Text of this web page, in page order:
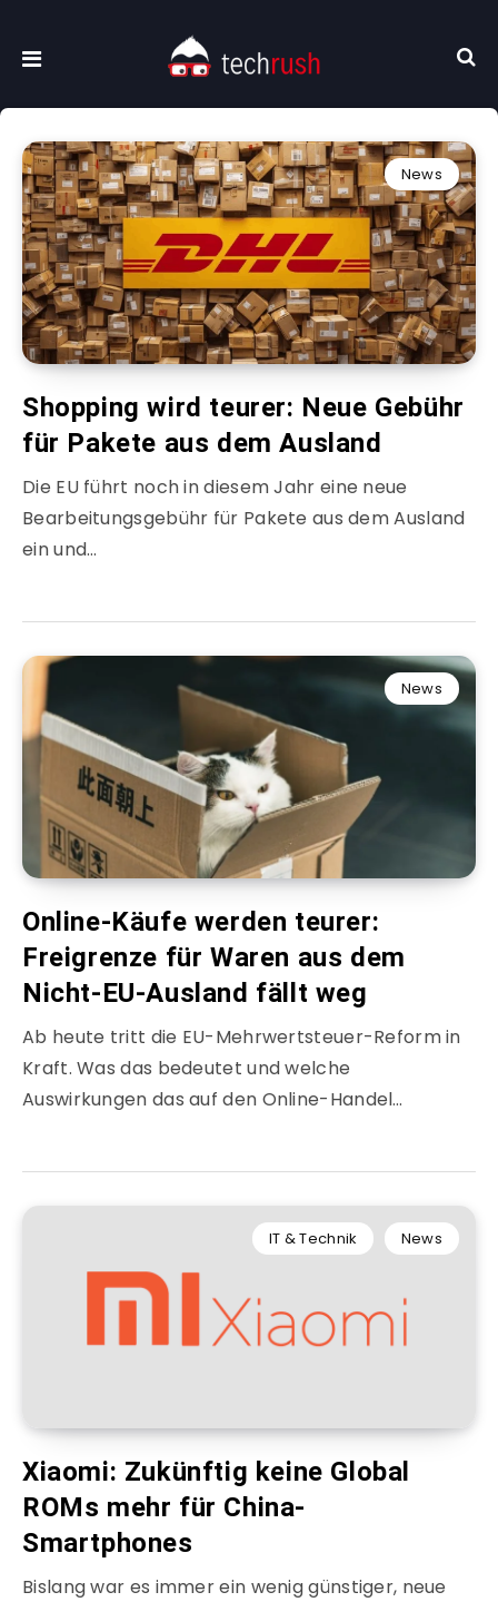
News
Shopping wird teurer: Neue Gebühr
für Pakete aus dem Ausland
Die EU führt noch in diesem Jahr eine neue
Bearbeitungsgebühr für Pakete aus dem Ausland
ein und…
News
Online-Käufe werden teurer:
Freigrenze für Waren aus dem
Nicht-EU-Ausland fällt weg
Ab heute tritt die EU-Mehrwertsteuer-Reform in
Kraft. Was das bedeutet und welche
Auswirkungen das auf den Online-Handel…
IT & Technik News
Xiaomi: Zukünftig keine Global
ROMs mehr für China-
Smartphones
Bislang war es immer ein wenig günstiger, neue